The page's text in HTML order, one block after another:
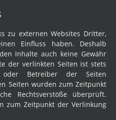
zu externen Websites Dritter,
Einfluss haben. Deshalb
Inhalte auch keine Gewähr
der verlinkten Seiten ist stets
Betreiber der Seiten
Seiten wurden zum Zeitpunkt
Rechtsverstöße überprüft.
zum Zeitpunkt der Verlinkung